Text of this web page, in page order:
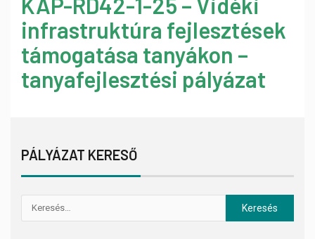
infrastruktúra fejlesztések
támogatása tanyákon –
tanyafejlesztési pályázat
PÁLYÁZAT KERESŐ